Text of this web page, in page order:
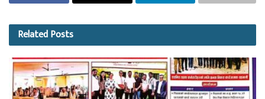
RelatedPosts